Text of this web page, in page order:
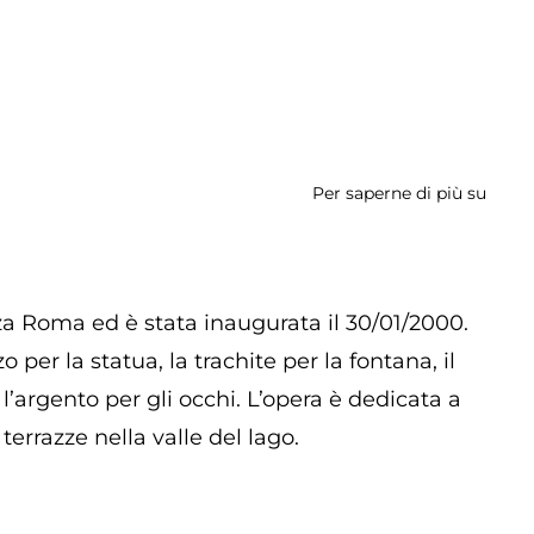
Per saperne di più su
Roma ed è stata inaugurata il 30/01/2000.
per la statua, la trachite per la fontana, il
per gli occhi. L’opera è dedicata a
nella valle del lago.